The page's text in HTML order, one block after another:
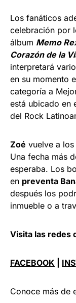
Los fanáticos
celebración por
álbum Memo
Corazón de la
interpretará
en su momento
categoría a
está ubicado en
del Rock
Zoé vuelve a
Una fecha más
esperaba. Los
en preventa
después los
inmueble o a
Visita las redes
FACEBOOK
Conoce más de